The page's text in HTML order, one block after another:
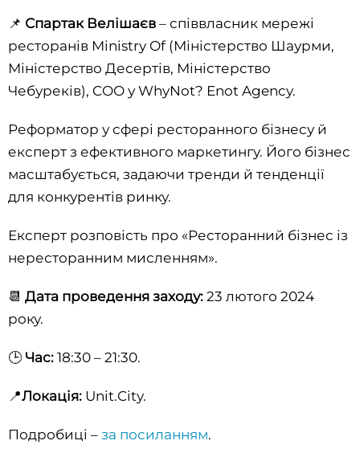
📌 Спартак Велішаєв – співвласник мережі
ресторанів Ministry Of (Міністерство Шаурми,
Міністерство Десертів, Міністерство
Чебуреків), COO у WhyNot? Enot Agency.
Реформатор у сфері ресторанного бізнесу й
експерт з ефективного маркетингу. Його бізнес
масштабується, задаючи тренди й тенденції
для конкурентів ринку.
Експерт розповість про «Ресторанний бізнес із
нересторанним мисленням».
📆 Дата проведення заходу: 23 лютого 2024
року.
🕒 Час: 18:30 – 21:30.
📍Локація: Unit.City.
Подробиці – за посиланням.